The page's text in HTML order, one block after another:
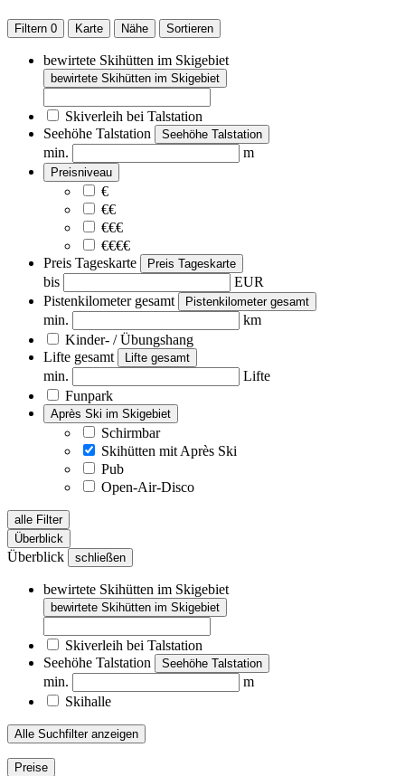
Filtern 0 Karte Nähe Sortieren
bewirtete Skihütten im Skigebiet
bewirtete Skihütten im Skigebiet
Skiverleih bei Talstation
Seehöhe Talstation
Seehöhe Talstation
min. m
Preisniveau
€
€€
€€€
€€€€
Preis Tageskarte
Preis Tageskarte
bis
EUR
Pistenkilometer gesamt
Pistenkilometer gesamt
min.
km
Kinder- / Übungshang
Lifte gesamt
Lifte gesamt
min.
Lifte
Funpark
Après Ski im Skigebiet
Schirmbar
Skihütten mit Après Ski
Pub
Open-Air-Disco
alle Filter
Überblick
Überblick schließen
bewirtete Skihütten im Skigebiet
bewirtete Skihütten im Skigebiet
Skiverleih bei Talstation
Seehöhe Talstation
Seehöhe Talstation
min.
m
Skihalle
Alle Suchfilter anzeigen
Preise